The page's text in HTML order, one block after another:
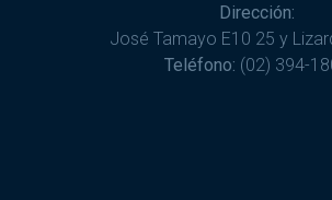
Dirección:
José Tamayo E10 25 y
Teléfono: (02) 394-